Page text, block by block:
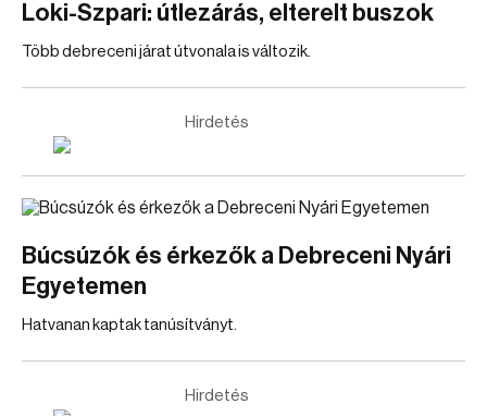
Loki-Szpari: útlezárás, elterelt buszok
Több debreceni járat útvonala is változik.
Hirdetés
Búcsúzók és érkezők a Debreceni Nyári
Egyetemen
Hatvanan kaptak tanúsítványt.
Hirdetés